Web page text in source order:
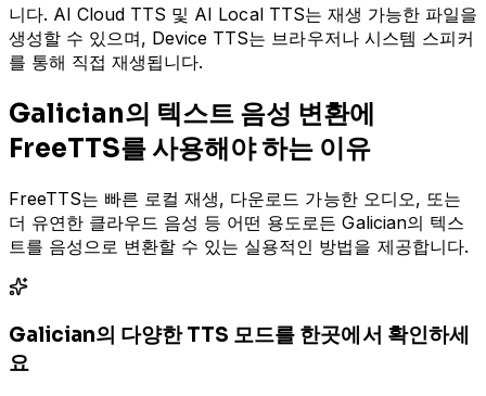
니다. AI Cloud TTS 및 AI Local TTS는 재생 가능한 파일을
생성할 수 있으며, Device TTS는 브라우저나 시스템 스피커
를 통해 직접 재생됩니다.
Galician의 텍스트 음성 변환에
FreeTTS를 사용해야 하는 이유
FreeTTS는 빠른 로컬 재생, 다운로드 가능한 오디오, 또는
더 유연한 클라우드 음성 등 어떤 용도로든 Galician의 텍스
트를 음성으로 변환할 수 있는 실용적인 방법을 제공합니다.
Galician의 다양한 TTS 모드를 한곳에서 확인하세
요